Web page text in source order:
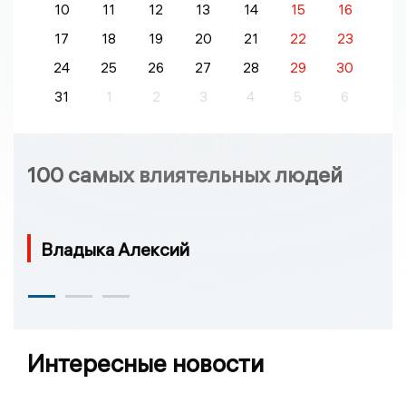
10
11 12 13 14 15
16
17
18 19 20 21 22
23
24
25 26 27 28 29
30
31
1 2 3 4 5 6
100 самых влиятельных людей
Владыка Алексий
Интересные новости